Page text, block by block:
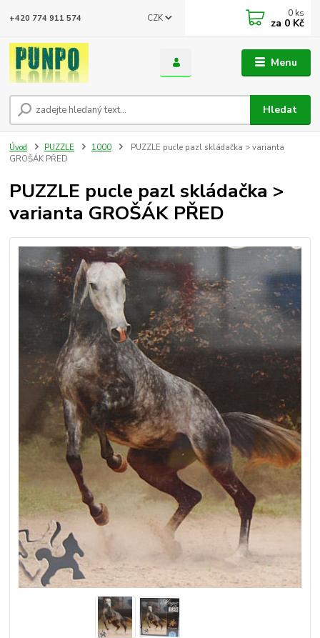
Menu
CZK
Hledat
+420 774 911 574 0 ks
za 0 Kč
Úvod PUZZLE 1000
PUZZLE pucle pazl skládačka > varianta
GROŠÁK PŘED
PUZZLE pucle pazl skládačka >
varianta GROŠÁK PŘED